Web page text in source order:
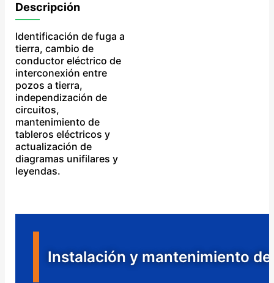
Descripción
Identificación de fuga a
tierra, cambio de
conductor eléctrico de
interconexión entre
pozos a tierra,
independización de
circuitos,
mantenimiento de
tableros eléctricos y
actualización de
diagramas unifilares y
leyendas.
Instalación y mantenimiento